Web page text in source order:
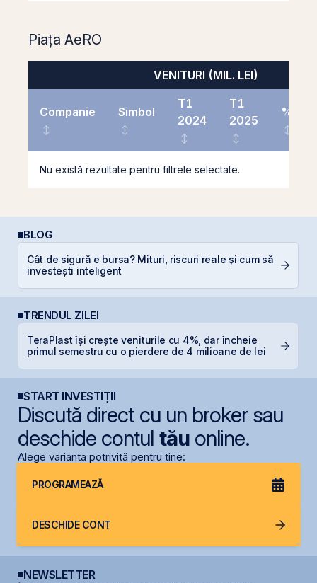
Piața AeRO
VENITURI (MIL. LEI)
Companie Simbol
T1
2024
T1
2025
%
Nu există rezultate pentru filtrele selectate.
BLOG
Cât de sigură e bursa? Mituri, riscuri reale și cum să
investești inteligent
TRENDUL ZILEI
TeraPlast își crește veniturile cu 4%, dar încheie
primul semestru cu o pierdere de 4 milioane de lei
START INVESTIȚII
Discută direct cu un broker sau
deschide contul tăuonline.
Alege varianta potrivită pentru tine:
PROGRAMEAZĂ
DESCHIDE CONT
NEWSLETTER